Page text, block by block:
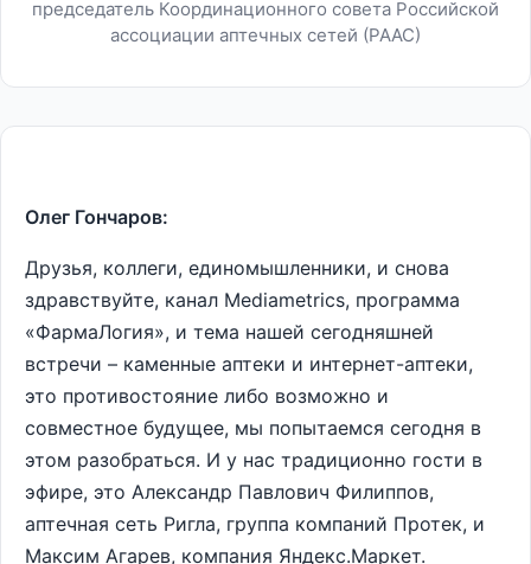
председатель Координационного совета Российской
ассоциации аптечных сетей (РААС)
Олег Гончаров:
Друзья, коллеги, единомышленники, и снова
здравствуйте, канал Мediametrics, программа
«ФармаЛогия», и тема нашей сегодняшней
встречи – каменные аптеки и интернет-аптеки,
это противостояние либо возможно и
совместное будущее, мы попытаемся сегодня в
этом разобраться. И у нас традиционно гости в
эфире, это Александр Павлович Филиппов,
аптечная сеть Ригла, группа компаний Протек, и
Максим Агарев, компания Яндекс.Маркет.